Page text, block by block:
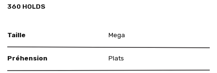
360 HOLDS
Taille Mega
Préhension Plats